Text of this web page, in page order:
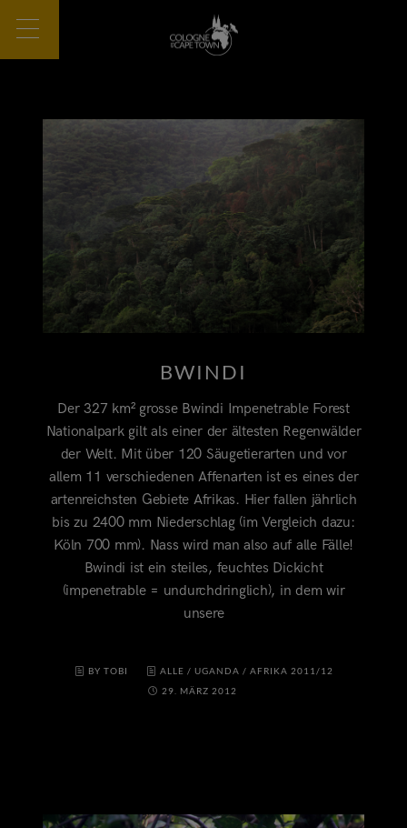
BWINDI
Der 327 km² grosse Bwindi Impenetrable Forest
Nationalpark gilt als einer der ältesten Regenwälder
der Welt. Mit über 120 Säugetierarten und vor
allem 11 verschiedenen Affenarten ist es eines der
artenreichsten Gebiete Afrikas. Hier fallen jährlich
bis zu 2400 mm Niederschlag (im Vergleich dazu:
Köln 700 mm). Nass wird man also auf alle Fälle!
Bwindi ist ein steiles, feuchtes Dickicht
(impenetrable = undurchdringlich), in dem wir
unsere
BY TOBI ALLE / UGANDA / AFRIKA 2011/12
29. MÄRZ 2012